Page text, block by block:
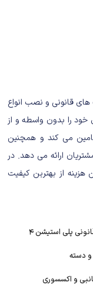
فروش اکانت های قانونی و نصب انواع
را بدون واسطه و از
می کند و همچنین
ارائه می دهد. در
از بهترین کیفیت
پلی استیشن ۴
دسته
و اکسسوری